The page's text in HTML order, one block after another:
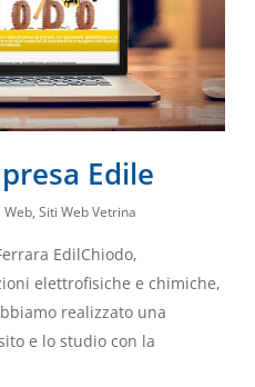
Edile
Web, Siti Web Vetrina
EdilChiodo,
elettrofisiche e chimiche,
realizzato una
e lo studio con la